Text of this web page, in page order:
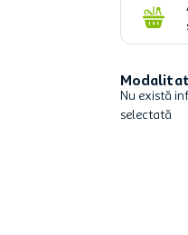
Nu există
selectată